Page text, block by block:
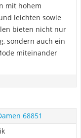
mit hohem
leichten sowie
bieten nicht nur
sondern auch ein
miteinander
68851